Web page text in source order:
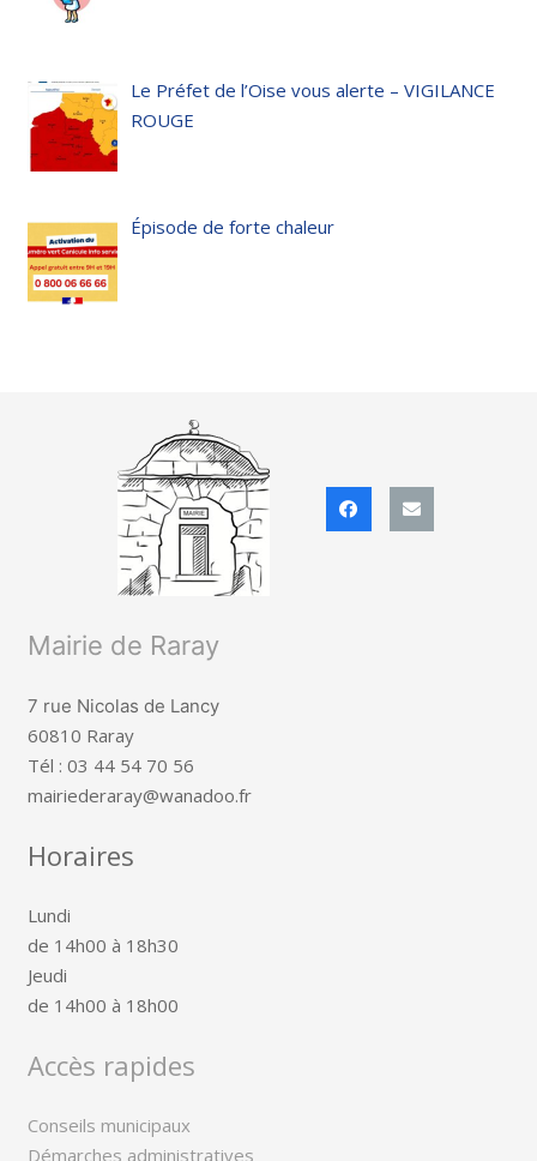
Le Préfet de l’Oise vous alerte – VIGILANCE
ROUGE
Épisode de forte chaleur
Mairie de Raray
7 rue Nicolas de Lancy
60810 Raray
Tél : 03 44 54 70 56
mairiederaray@wanadoo.fr
Horaires
Lundi
de 14h00 à 18h30
Jeudi
de 14h00 à 18h00
Accès rapides
Conseils municipaux
Démarches administratives